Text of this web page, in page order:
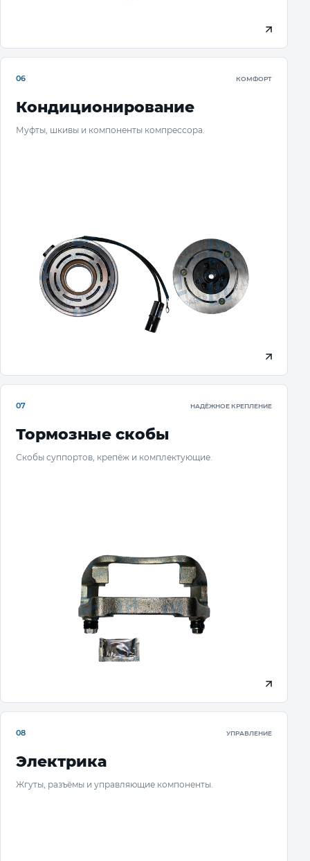
06 КОМФОРТ
Кондиционирование
Муфты, шкивы и компоненты компрессора.
07 НАДЁЖНОЕ КРЕПЛЕНИЕ
Тормозные скобы
Скобы суппортов, крепёж и комплектующие.
08 УПРАВЛЕНИЕ
Электрика
Жгуты, разъёмы и управляющие компоненты.